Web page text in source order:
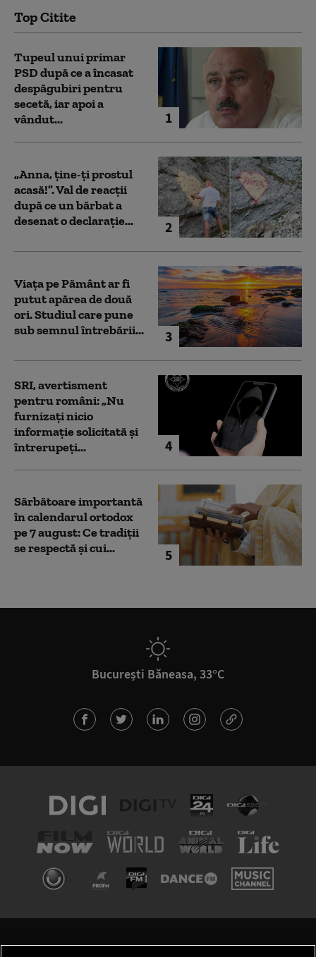
Top Citite
1
Tupeul unui primar
PSD după ce a încasat
despăgubiri pentru
secetă, iar apoi a
vândut...
2
„Anna, ţine-ţi prostul
acasă!”. Val de reacții
după ce un bărbat a
desenat o declarație...
3
Viața pe Pământ ar fi
putut apărea de două
ori. Studiul care pune
sub semnul întrebării...
4
SRI, avertisment
pentru români: „Nu
furnizați nicio
informație solicitată și
întrerupeți...
5
Sărbătoare importantă
în calendarul ortodox
pe 7 august: Ce tradiții
se respectă și cui...
București Băneasa, 33°C